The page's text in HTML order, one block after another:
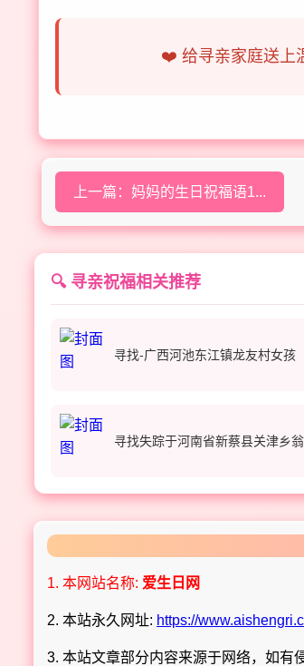
❤️ 给寻亲家庭送上
上一篇：妈妈的生日祝福语1...
🔍 寻亲祝福相关推荐
寻找-广西河池东江镇龙友村女孩
寻找失踪于河南省新蔡县关津乡翁
1. 本网站名称: 爱生日网
2. 本站永久网址: https://
3. 本站文章部分内容来源于网络，如有